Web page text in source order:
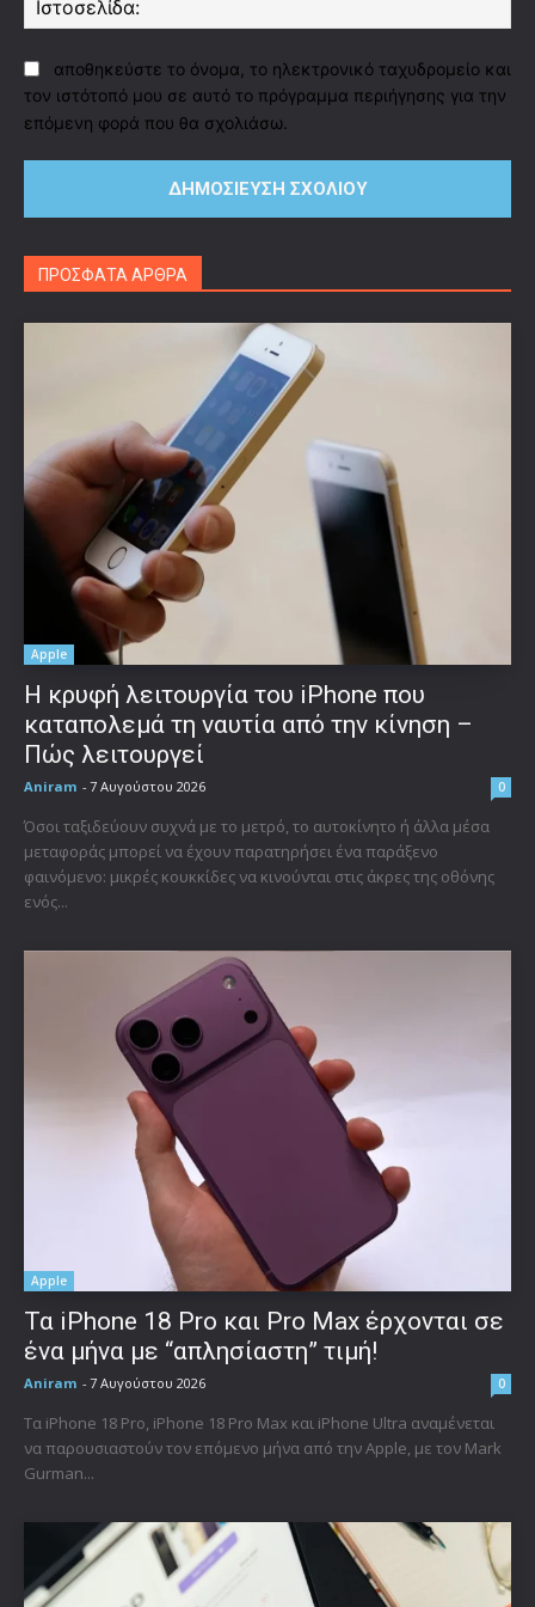
αποθηκεύστε το όνομα, το ηλεκτρονικό ταχυδρομείο και
τον ιστότοπό μου σε αυτό το πρόγραμμα περιήγησης για την
επόμενη φορά που θα σχολιάσω.
ΠΡΟΣΦΑΤΑ ΑΡΘΡΑ
Apple
Η κρυφή λειτουργία του iPhone που
καταπολεμά τη ναυτία από την κίνηση –
Πώς λειτουργεί
Aniram - 7 Αυγούστου 2026 0
Όσοι ταξιδεύουν συχνά με το μετρό, το αυτοκίνητο ή άλλα μέσα
μεταφοράς μπορεί να έχουν παρατηρήσει ένα παράξενο
φαινόμενο: μικρές κουκκίδες να κινούνται στις άκρες της οθόνης
ενός...
Apple
Τα iPhone 18 Pro και Pro Max έρχονται σε
ένα μήνα με “απλησίαστη” τιμή!
Aniram - 7 Αυγούστου 2026 0
Τα iPhone 18 Pro, iPhone 18 Pro Max και iPhone Ultra αναμένεται
να παρουσιαστούν τον επόμενο μήνα από την Apple, με τον Mark
Gurman...